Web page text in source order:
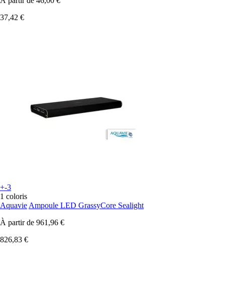
37,42 €
+-3
1 coloris
Aquavie Ampoule LED GrassyCore Sealight
À partir de 961,96 €
826,83 €